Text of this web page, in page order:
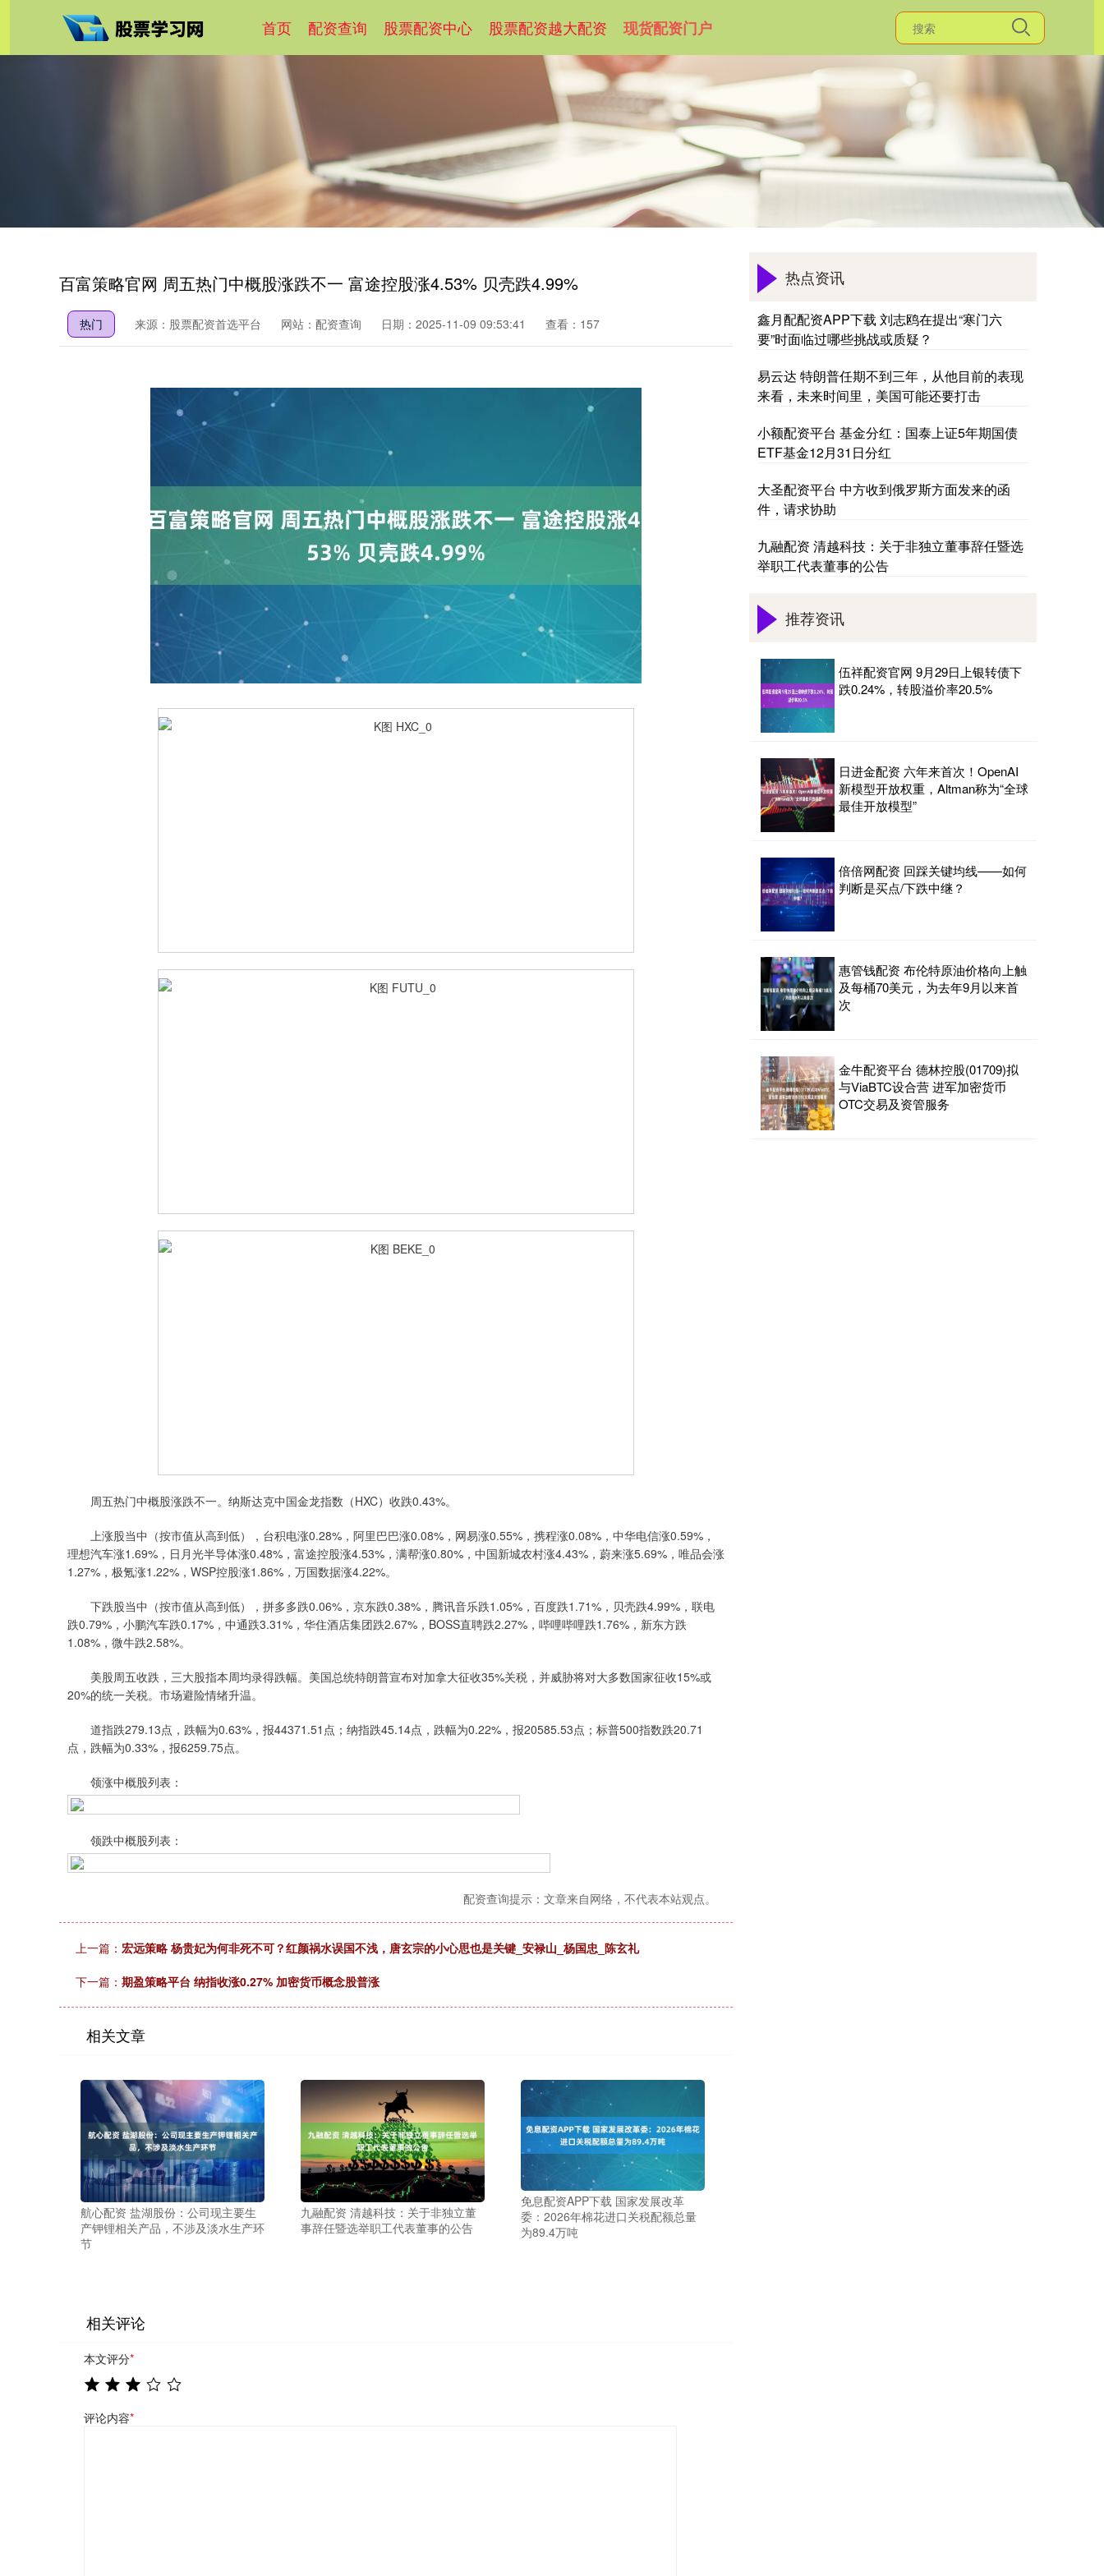
首页 配资查询 股票配资中心 股票配资越大配资 现货配资门户
百富策略官网 周五热门中概股涨跌不一 富途控股涨4.53% 贝壳跌4.99%
热门 来源：股票配资首选平台 网站：配资查询 日期：2025-11-09 09:53:41 查看：157
周五热门中概股涨跌不一。纳斯达克中国金龙指数（HXC）收跌0.43%。
上涨股当中（按市值从高到低），台积电涨0.28%，阿里巴巴涨0.08%，网易涨0.55%，携程涨0.08%，中华电信涨0.59%，
理想汽车涨1.69%，日月光半导体涨0.48%，富途控股涨4.53%，满帮涨0.80%，中国新城农村涨4.43%，蔚来涨5.69%，唯品会涨
1.27%，极氪涨1.22%，WSP控股涨1.86%，万国数据涨4.22%。
下跌股当中（按市值从高到低），拼多多跌0.06%，京东跌0.38%，腾讯音乐跌1.05%，百度跌1.71%，贝壳跌4.99%，联电
跌0.79%，小鹏汽车跌0.17%，中通跌3.31%，华住酒店集团跌2.67%，BOSS直聘跌2.27%，哔哩哔哩跌1.76%，新东方跌
1.08%，微牛跌2.58%。
美股周五收跌，三大股指本周均录得跌幅。美国总统特朗普宣布对加拿大征收35%关税，并威胁将对大多数国家征收15%或
20%的统一关税。市场避险情绪升温。
道指跌279.13点，跌幅为0.63%，报44371.51点；纳指跌45.14点，跌幅为0.22%，报20585.53点；标普500指数跌20.71
点，跌幅为0.33%，报6259.75点。
领涨中概股列表：
领跌中概股列表：
配资查询提示：文章来自网络，不代表本站观点。
上一篇： 宏远策略 杨贵妃为何非死不可？红颜祸水误国不浅，唐玄宗的小心思也是关键_安禄山_杨国忠_陈玄礼
下一篇： 期盈策略平台 纳指收涨0.27% 加密货币概念股普涨
相关文章
航心配资 盐湖股份：公司现主要生
产钾锂相关产品，不涉及淡水生产环
节
九融配资 清越科技：关于非独立董
事辞任暨选举职工代表董事的公告
免息配资APP下载 国家发展改革
委：2026年棉花进口关税配额总量
为89.4万吨
相关评论
本文评分*
评论内容*
热点资讯
鑫月配配资APP下载 刘志鸥在提出“寒门六
要”时面临过哪些挑战或质疑？
易云达 特朗普任期不到三年，从他目前的表现
来看，未来时间里，美国可能还要打击
小额配资平台 基金分红：国泰上证5年期国债
ETF基金12月31日分红
大圣配资平台 中方收到俄罗斯方面发来的函
件，请求协助
九融配资 清越科技：关于非独立董事辞任暨选
举职工代表董事的公告
推荐资讯
伍祥配资官网 9月29日上银转债下
跌0.24%，转股溢价率20.5%
日进金配资 六年来首次！OpenAI
新模型开放权重，Altman称为“全球
最佳开放模型”
倍倍网配资 回踩关键均线——如何
判断是买点/下跌中继？
惠管钱配资 布伦特原油价格向上触
及每桶70美元，为去年9月以来首
次
金牛配资平台 德林控股(01709)拟
与ViaBTC设合营 进军加密货币
OTC交易及资管服务